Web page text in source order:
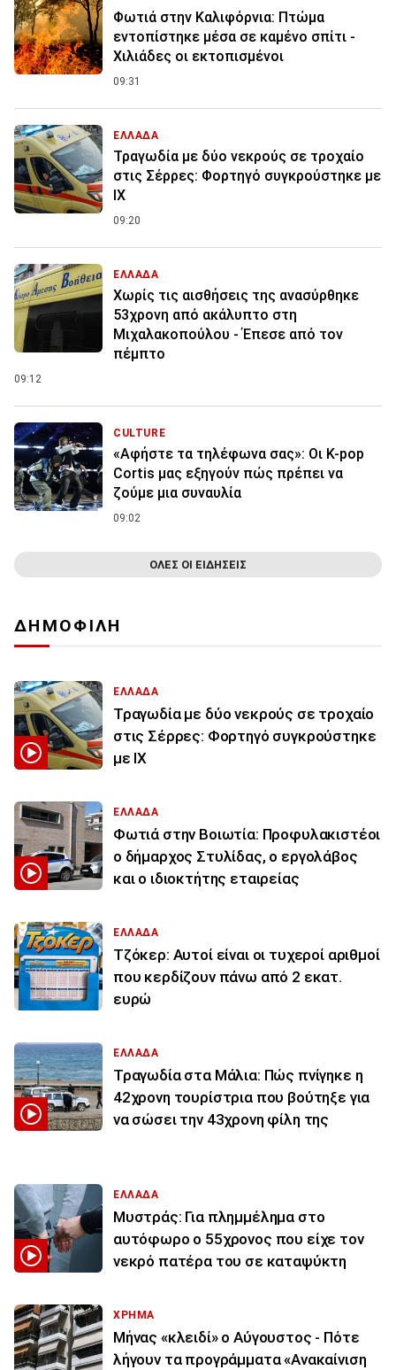
Φωτιά στην Καλιφόρνια: Πτώμα
εντοπίστηκε μέσα σε καμένο σπίτι -
Χιλιάδες οι εκτοπισμένοι
09:31
ΕΛΛΑΔΑ
Τραγωδία με δύο νεκρούς σε τροχαίο
στις Σέρρες: Φορτηγό συγκρούστηκε με
ΙΧ
09:20
ΕΛΛΑΔΑ
Χωρίς τις αισθήσεις της ανασύρθηκε
53χρονη από ακάλυπτο στη
Μιχαλακοπούλου - Έπεσε από τον
πέμπτο
09:12
CULTURE
«Αφήστε τα τηλέφωνα σας»: Οι K-pop
Cortis μας εξηγούν πώς πρέπει να
ζούμε μια συναυλία
09:02
ΟΛΕΣ ΟΙ ΕΙΔΗΣΕΙΣ
ΔΗΜΟΦΙΛΗ
ΕΛΛΑΔΑ
Τραγωδία με δύο νεκρούς σε τροχαίο
στις Σέρρες: Φορτηγό συγκρούστηκε
με ΙΧ
ΕΛΛΑΔΑ
Φωτιά στην Βοιωτία: Προφυλακιστέοι
ο δήμαρχος Στυλίδας, ο εργολάβος
και ο ιδιοκτήτης εταιρείας
ΕΛΛΑΔΑ
Τζόκερ: Αυτοί είναι οι τυχεροί αριθμοί
που κερδίζουν πάνω από 2 εκατ.
ευρώ
ΕΛΛΑΔΑ
Τραγωδία στα Μάλια: Πώς πνίγηκε η
42χρονη τουρίστρια που βούτηξε για
να σώσει την 43χρονη φίλη της
ΕΛΛΑΔΑ
Μυστράς: Για πλημμέλημα στο
αυτόφωρο ο 55χρονος που είχε τον
νεκρό πατέρα του σε καταψύκτη
ΧΡΗΜΑ
Μήνας «κλειδί» ο Αύγουστος - Πότε
λήγουν τα προγράμματα «Ανακαίνιση